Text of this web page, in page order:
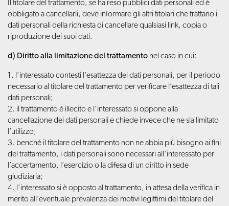
Il titolare del trattamento, se ha reso pubblici dati personali ed è
obbligato a cancellarli, deve informare gli altri titolari che trattano i
dati personali della richiesta di cancellare qualsiasi link, copia o
riproduzione dei suoi dati.
d) Diritto alla limitazione del trattamento nel caso in cui:
1. l’interessato contesti l’esattezza dei dati personali, per il periodo
necessario al titolare del trattamento per verificare l’esattezza di tali
dati personali;
2. il trattamento è illecito e l’interessato si oppone alla
cancellazione dei dati personali e chiede invece che ne sia limitato
l’utilizzo;
3. benché il titolare del trattamento non ne abbia più bisogno ai fini
del trattamento, i dati personali sono necessari all’interessato per
l’accertamento, l’esercizio o la difesa di un diritto in sede
giudiziaria;
4. l’interessato si è opposto al trattamento, in attesa della verifica in
merito all’eventuale prevalenza dei motivi legittimi del titolare del